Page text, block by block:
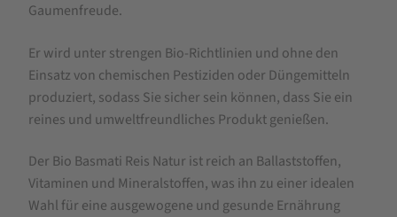
Gaumenfreude.
Er wird unter strengen Bio-Richtlinien und ohne den
Einsatz von chemischen Pestiziden oder Düngemitteln
produziert, sodass Sie sicher sein können, dass Sie ein
reines und umweltfreundliches Produkt genießen.
Der Bio Basmati Reis Natur ist reich an Ballaststoffen,
Vitaminen und Mineralstoffen, was ihn zu einer idealen
Wahl für eine ausgewogene und gesunde Ernährung